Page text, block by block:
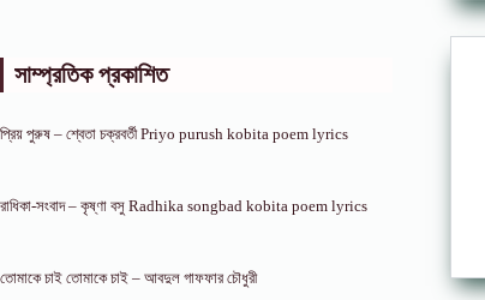
সাম্প্রতিক প্রকাশিত
প্রিয় পুরুষ – শ্বেতা চক্রবর্তী Priyo purush kobita poem lyrics
রাধিকা-সংবাদ – কৃষ্ণা বসু Radhika songbad kobita poem lyrics
তোমাকে চাই তোমাকে চাই – আবদুল গাফফার চৌধুরী